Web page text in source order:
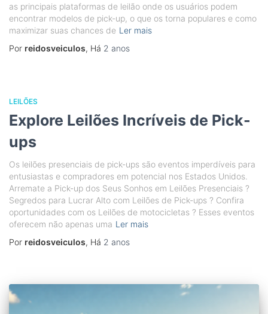
as principais plataformas de leilão onde os usuários podem
encontrar modelos de pick-up, o que os torna populares e como
maximizar suas chances de Ler mais
Por reidosveiculos, Há 2 anos
LEILÕES
Explore Leilões Incríveis de Pick-
ups
Os leilões presenciais de pick-ups são eventos imperdíveis para
entusiastas e compradores em potencial nos Estados Unidos.
Arremate a Pick-up dos Seus Sonhos em Leilões Presenciais ?
Segredos para Lucrar Alto com Leilões de Pick-ups ? Confira
oportunidades com os Leilões de motocicletas ? Esses eventos
oferecem não apenas uma Ler mais
Por reidosveiculos, Há 2 anos